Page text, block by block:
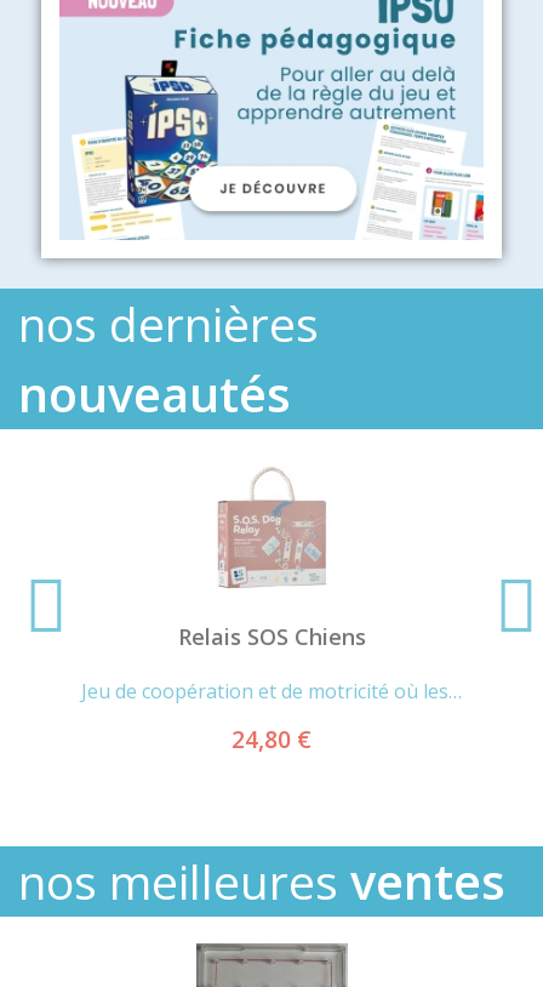
nos dernières
nouveautés
Relais SOS Chiens
Jeu de coopération et de motricité où les…
24,80 €
nos meilleures ventes